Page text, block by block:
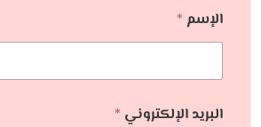
الإسم *
البريد الإلكتروني *